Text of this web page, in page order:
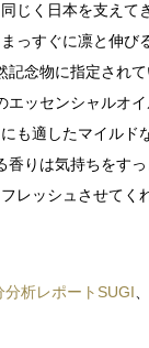
じく日本を支えて
っすぐに凛と伸び
記念物に指定されて
エッセンシャルオ
も適したマイルド
香りは気持ちをすっ
レッシュさせてく
分析レポートSUGI